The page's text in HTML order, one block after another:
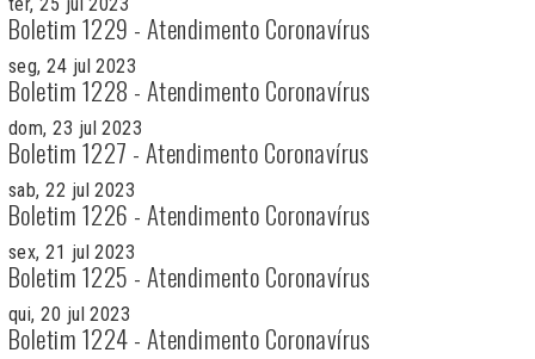
Boletim 1229 - Atendimento Coronavírus
seg, 24 jul 2023
Boletim 1228 - Atendimento Coronavírus
dom, 23 jul 2023
Boletim 1227 - Atendimento Coronavírus
sab, 22 jul 2023
Boletim 1226 - Atendimento Coronavírus
sex, 21 jul 2023
Boletim 1225 - Atendimento Coronavírus
qui, 20 jul 2023
Boletim 1224 - Atendimento Coronavírus